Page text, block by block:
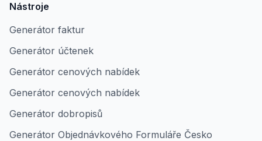
Nástroje
Generátor faktur
Generátor účtenek
Generátor cenových nabídek
Generátor cenových nabídek
Generátor dobropisů
Generátor Objednávkového Formuláře Česko